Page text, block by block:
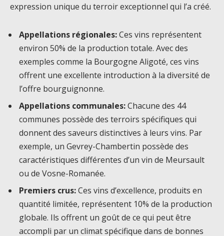
expression unique du terroir exceptionnel qui l’a créé.
Appellations régionales:Ces vins représentent
environ 50% de la production totale. Avec des
exemples comme la Bourgogne Aligoté, ces vins
offrent une excellente introduction à la diversité de
l’offre bourguignonne.
Appellations communales:Chacune des 44
communes possède des terroirs spécifiques qui
donnent des saveurs distinctives à leurs vins. Par
exemple, un Gevrey-Chambertin possède des
caractéristiques différentes d’un vin de Meursault
ou de Vosne-Romanée.
Premiers crus:Ces vins d’excellence, produits en
quantité limitée, représentent 10% de la production
globale. Ils offrent un goût de ce qui peut être
accompli par un climat spécifique dans de bonnes